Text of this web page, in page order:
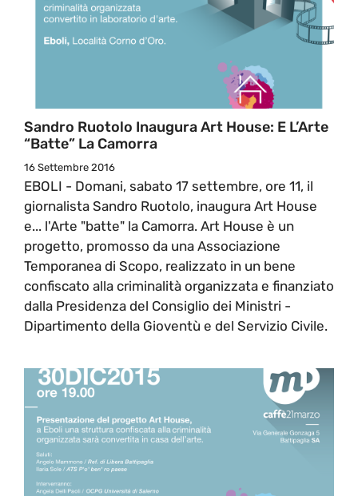
Sandro Ruotolo Inaugura Art House: E L’Arte
“batte” La Camorra
16 Settembre 2016
EBOLI - Domani, sabato 17 settembre, ore 11, il
giornalista Sandro Ruotolo, inaugura Art House
e... l'Arte "batte" la Camorra. Art House è un
progetto, promosso da una Associazione
Temporanea di Scopo, realizzato in un bene
confiscato alla criminalità organizzata e finanziato
dalla Presidenza del Consiglio dei Ministri -
Dipartimento della Gioventù e del Servizio Civile.